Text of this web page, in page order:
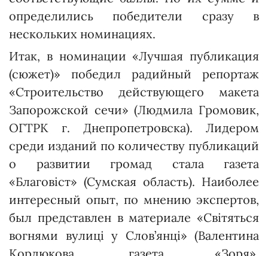
определились победители сразу в
нескольких номинациях.
Итак, в номинации «Лучшая публикация
(сюжет)» победил радийный репортаж
«Строитель­ство действующего макета
Запо­рожской сечи» (Людмила Громо­вик,
ОГТРК г. Днепропетровска). Лидером
среди изданий по количеству публикаций
о развитии громад стала газета
«Благовіст» (Сумская область). Наиболее
интересный опыт, по мнению экспертов,
был представлен в материале «Світяться
вогнями вулиці у Слов’янці» (Валентина